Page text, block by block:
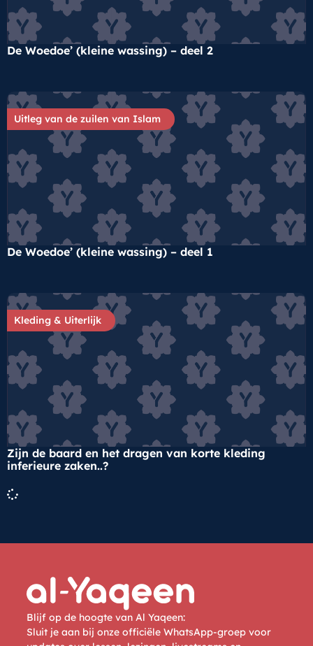
De Woedoe’ (kleine wassing) – deel 2
Uitleg van de zuilen van Islam
De Woedoe’ (kleine wassing) – deel 1
Kleding & Uiterlijk
Zijn de baard en het dragen van korte kleding
inferieure zaken..?
Blijf op de hoogte van Al Yaqeen:
Sluit je aan bij onze officiële WhatsApp-groep voor